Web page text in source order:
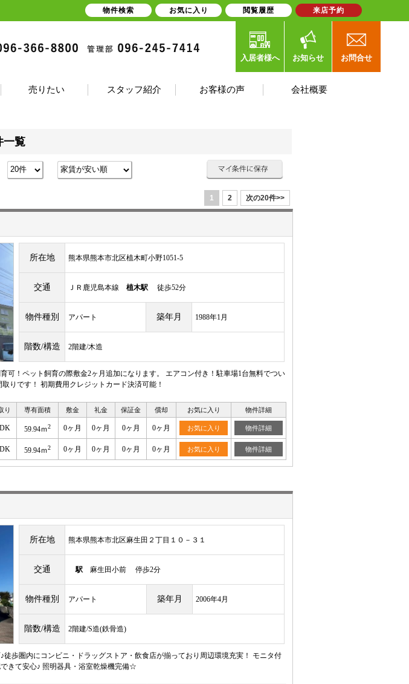
入居者様へ お知らせ お問合せ
売りたい スタッフ紹介 お客様の声 会社概要
一覧
1 2 次の20件>>
所在地 熊本県熊本市北区植木町小野1051-5
交通 ＪＲ鹿児島本線 植木駅 徒歩52分
物件種別 アパート 築年月 1988年1月
階数/構造 2階建/木造
可！ペット飼育の際敷金2ヶ月追加になります。 エアコン付き！駐車場1台無料でつい
りです！ 初期費用クレジットカード決済可能！
り 専有面積 敷金 礼金 保証金 償却 お気に入り 物件詳細
59.94ｍ2 0ヶ月 0ヶ月 0ヶ月 0ヶ月 お気に入り 物件詳細
59.94ｍ2 0ヶ月 0ヶ月 0ヶ月 0ヶ月 お気に入り 物件詳細
所在地 熊本県熊本市北区麻生田２丁目１０－３１
交通 駅 麻生田小前 停歩2分
物件種別 アパート 築年月 2006年4月
階数/構造 2階建/S造(鉄骨造)
歩圏内にコンビニ・ドラッグストア・飲食店が揃っており周辺環境充実！ モニタ付
きて安心♪ 照明器具・浴室乾燥機完備☆
物件検索 お気に入り 閲覧履歴 来店予約